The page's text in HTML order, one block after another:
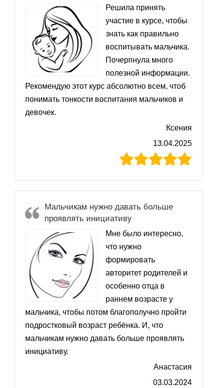
Решила принять
участие в курсе, чтобы
знать как правильно
воспитывать мальчика.
Почерпнула много
полезной информации.
Рекомендую этот курс абсолютно всем, чтоб
понимать тонкости воспитания мальчиков и
девочек.
Ксения
13.04.2025
Мальчикам нужно давать больше
проявлять инициативу
Мне было интересно,
что нужно
формировать
авторитет родителей и
особенно отца в
раннем возрасте у
мальчика, чтобы потом благополучно пройти
подростковый возраст ребёнка. И, что
мальчикам нужно давать больше проявлять
инициативу.
Анастасия
03.03.2024